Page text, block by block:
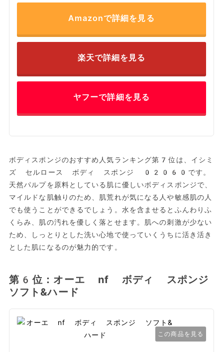
Amazonで詳細を見る
楽天で詳細を見る
ヤフーで詳細を見る
ボディスポンジのおすすめ人気ランキング第7位は、イシミ
ズ セルロース ボディ スポンジ 02060です。
天然パルプを原料としている肌に優しいボディスポンジで、
マイルドな肌触りのため、肌荒れが気になる人や敏感肌の人
でも使うことができるでしょう。水を含ませるとふんわりふ
くらみ、肌の汚れを優しく落とせます。肌への刺激が少ない
ため、しっとりとした洗い心地で使っていくうちに活き活き
とした肌になるのが魅力的です。
第6位：オーエ nf ボディ スポンジ
ソフト&ハード
この商品を見る